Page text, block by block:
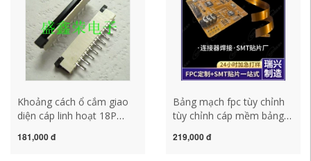
Khoảng cách ổ cắm giao
diện cáp linh hoạt 18P
hàng chân Cáp đầu nối
181,000 đ
Bảng mạch fpc tùy chỉnh
tùy chỉnh cáp mềm bảng
Bảng mạch PCB Hàn vá
219,000 đ